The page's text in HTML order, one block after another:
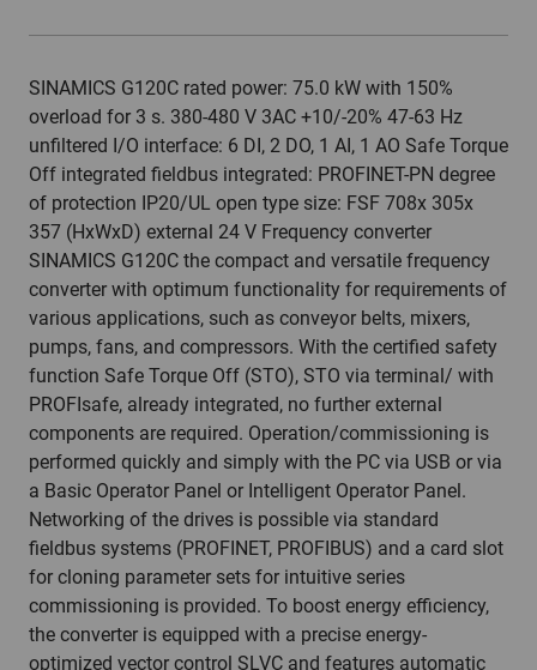
SINAMICS G120C rated power: 75.0 kW with 150%
overload for 3 s. 380-480 V 3AC +10/-20% 47-63 Hz
unfiltered I/O interface: 6 DI, 2 DO, 1 AI, 1 AO Safe Torque
Off integrated fieldbus integrated: PROFINET-PN degree
of protection IP20/UL open type size: FSF 708x 305x
357 (HxWxD) external 24 V Frequency converter
SINAMICS G120C the compact and versatile frequency
converter with optimum functionality for requirements of
various applications, such as conveyor belts, mixers,
pumps, fans, and compressors. With the certified safety
function Safe Torque Off (STO), STO via terminal/ with
PROFIsafe, already integrated, no further external
components are required. Operation/commissioning is
performed quickly and simply with the PC via USB or via
a Basic Operator Panel or Intelligent Operator Panel.
Networking of the drives is possible via standard
fieldbus systems (PROFINET, PROFIBUS) and a card slot
for cloning parameter sets for intuitive series
commissioning is provided. To boost energy efficiency,
the converter is equipped with a precise energy-
optimized vector control SLVC and features automatic